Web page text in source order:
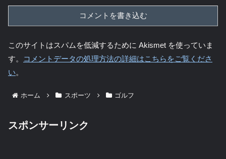
コメントを書き込む
このサイトはスパムを低減するために Akismet を使っていま
す。
コメントデータの処理方法の詳細はこちらをご覧くださ
い。
ホーム スポーツ ゴルフ
スポンサーリンク